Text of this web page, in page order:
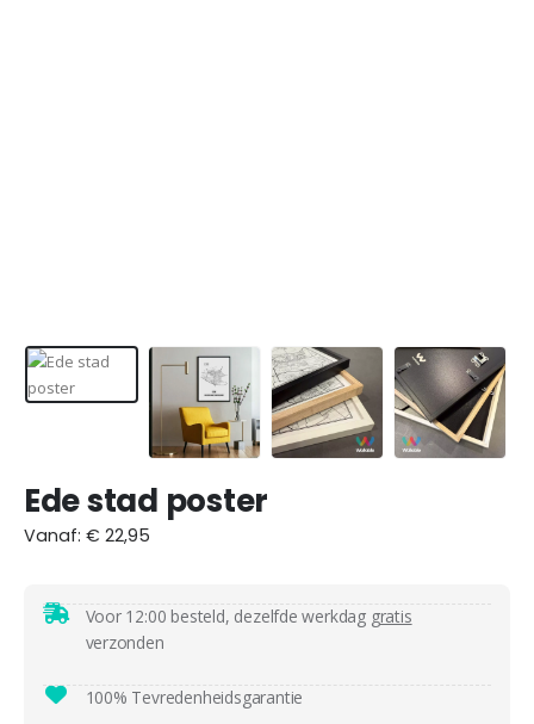
Ede stad poster
Vanaf: € 22,95
Voor 12:00 besteld, dezelfde werkdag gratis
verzonden
100% Tevredenheidsgarantie